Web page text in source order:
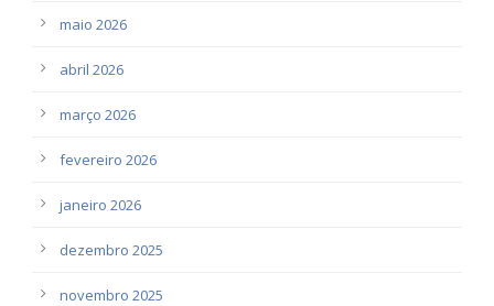
maio 2026
abril 2026
março 2026
fevereiro 2026
janeiro 2026
dezembro 2025
novembro 2025